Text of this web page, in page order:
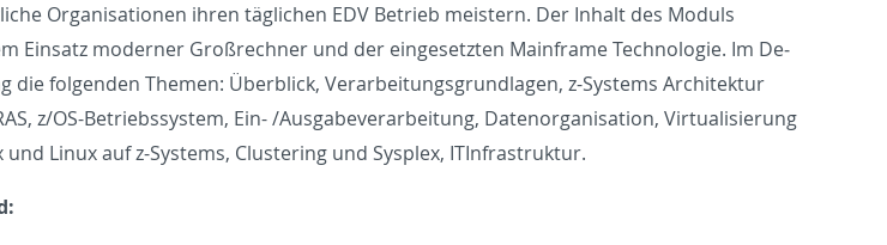
Or­gan­i­sa­tio­nen ihren täglichen EDV Be­trieb meis­tern. Der In­halt des Moduls
Ein­satz mod­erner Großrech­ner und der einge­set­zten Main­frame Tech­nolo­gie. Im De­
die fol­gen­den The­men: Überblick, Ve­r­ar­beitungs­grund­la­gen, z-Sys­tems Ar­chitek­tur
z/OS-Be­trieb­ssys­tem, Ein- /Aus­gabev­er­ar­beitung, Datenor­gan­i­sa­tion, Vir­tu­al­isierung
Linux auf z-Sys­tems, Clus­ter­ing und Sys­plex, IT­In­fra­struk­tur.